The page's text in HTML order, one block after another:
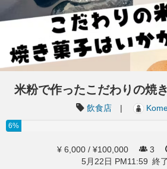
米粉で作ったこだわりの焼
飲食店|
6%
¥ 6,000 / ¥100,000 3
5月22日 PM11:59 終